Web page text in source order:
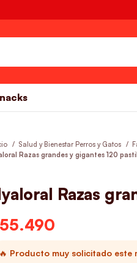
Salud y Bienestar Perros y Gatos
Razas grandes y gigantes 120
Razas
55.490
🔥 Producto muy solicitado este